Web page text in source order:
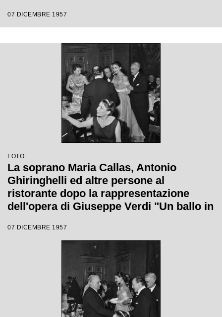
Gianandrea Gavazzeni e con la regia di
stata inaugurata la stagione lirica 1957-
1958 del Teatro alla Scala
07 DICEMBRE 1957
FOTO
La soprano Maria Callas, Antonio
Ghiringhelli ed altre persone al
ristorante dopo la rappresentazione
dell'opera di Giuseppe Verdi "Un ballo in
Gavazzeni e con la regia di Margherita
Wallmann con la quale è stata
inaugurata la stagione lirica 1957-1958
del Teatro alla Scala
07 DICEMBRE 1957